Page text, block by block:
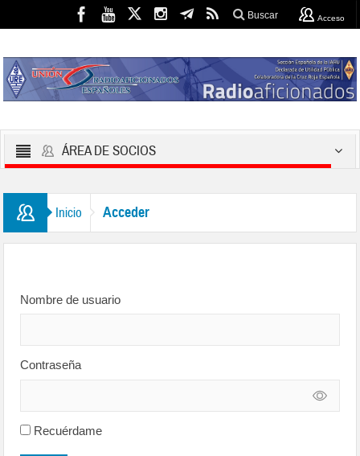
Buscar Acceso
ÁREA DE SOCIOS
Inicio Acceder
Nombre de usuario
Contraseña
Recuérdame